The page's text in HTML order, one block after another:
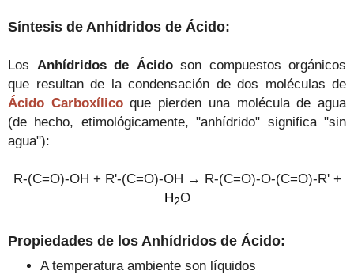
Síntesis de Anhídridos de Ácido:
Los Anhídridos de Ácido son compuestos orgánicos
que resultan de la condensación de dos moléculas de
Ácido Carboxílicoque pierden una molécula de agua
(de hecho, etimológicamente, "anhídrido" significa "sin
agua"):
R-(C=O)-OH + R'-(C=O)-OH →
R-(C=O)-O-(C=O)-R' +
H2O
Propiedades de los Anhídridos de Ácido:
A temperatura ambiente son líquidos